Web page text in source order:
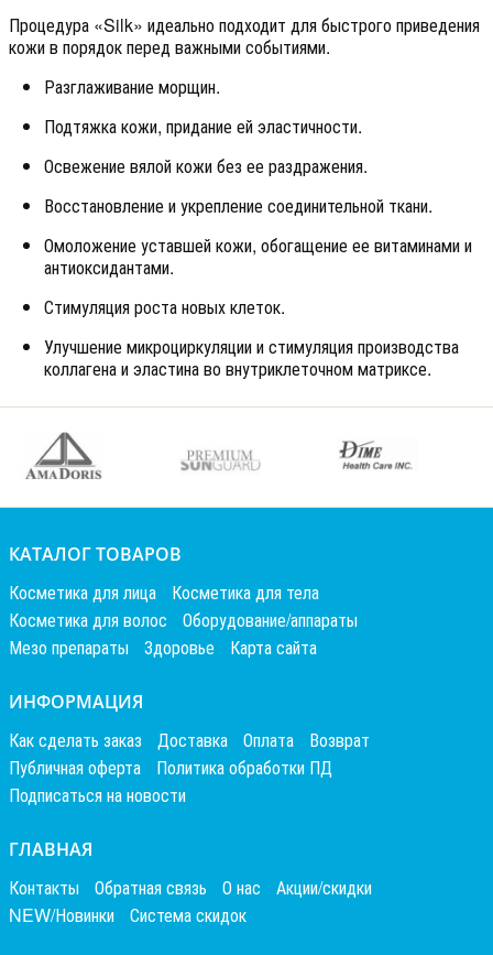
Процедура «Silk» идеально подходит для быстрого приведения
кожи в порядок перед важными событиями.
Разглаживание морщин.
Подтяжка кожи, придание ей эластичности.
Освежение вялой кожи без ее раздражения.
Восстановление и укрепление соединительной ткани.
Омоложение уставшей кожи, обогащение ее витаминами и
антиоксидантами.
Стимуляция роста новых клеток.
Улучшение микроциркуляции и стимуляция производства
коллагена и эластина во внутриклеточном матриксе.
КАТАЛОГ ТОВАРОВ
Косметика для лица
Косметика для тела
Косметика для волос
Оборудование/аппараты
Мезо препараты
Здоровье Карта сайта
ИНФОРМАЦИЯ
Как сделать заказ Доставка Оплата
Возврат
Публичная оферта
Политика обработки ПД
Подписаться на новости
ГЛАВНАЯ
Контакты Обратная связь О нас
Акции/скидки
NEW/Новинки
Система скидок